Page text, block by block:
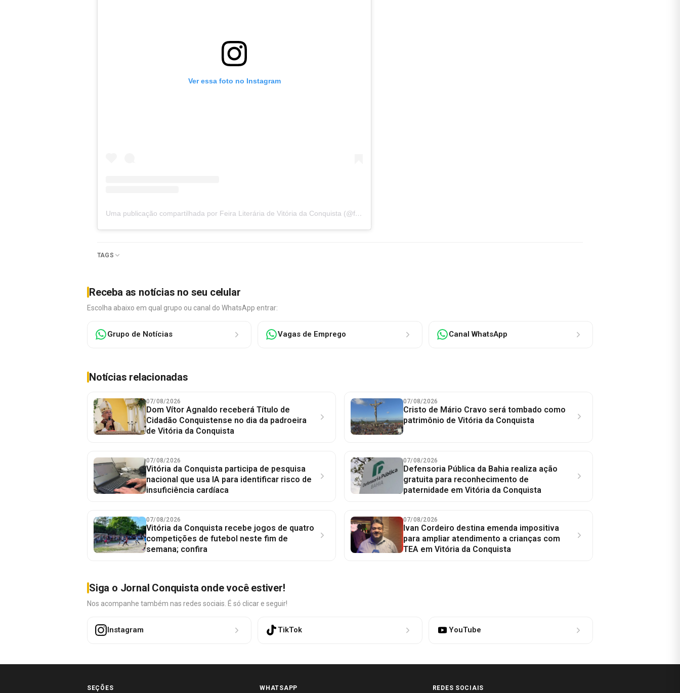
Ver essa foto no Instagram
Uma publicação compartilhada por Feira Literária de Vitória da Conquista (@fliconquista)
TAGS
Receba as notícias no seu celular
Escolha abaixo em qual grupo ou canal do WhatsApp entrar:
Grupo de Notícias Vagas de Emprego Canal WhatsApp
Notícias relacionadas
07/08/2026
Dom Vítor Agnaldo receberá Título de
Cidadão Conquistense no dia da padroeira
de Vitória da Conquista
07/08/2026
Cristo de Mário Cravo será tombado como
patrimônio de Vitória da Conquista
07/08/2026
Vitória da Conquista participa de pesquisa
nacional que usa IA para identificar risco de
insuficiência cardíaca
07/08/2026
Defensoria Pública da Bahia realiza ação
gratuita para reconhecimento de
paternidade em Vitória da Conquista
07/08/2026
Vitória da Conquista recebe jogos de quatro
competições de futebol neste fim de
semana; confira
07/08/2026
Ivan Cordeiro destina emenda impositiva
para ampliar atendimento a crianças com
TEA em Vitória da Conquista
Siga o Jornal Conquista onde você estiver!
Nos acompanhe também nas redes sociais. É só clicar e seguir!
Instagram TikTok YouTube
SEÇÕES WHATSAPP REDES SOCIAIS